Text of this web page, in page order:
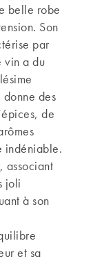
belle robe
Son
par
vin a du
des
de
indéniable.
associant
joli
à son
et sa